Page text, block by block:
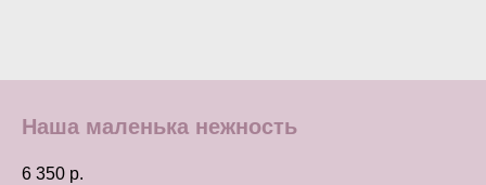
Наша маленька нежность
6 350 р.